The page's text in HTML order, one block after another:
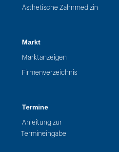
Ästhetische Zahnmedizin
Markt
Marktanzeigen
Firmenverzeichnis
Termine
Anleitung zur
Termineingabe